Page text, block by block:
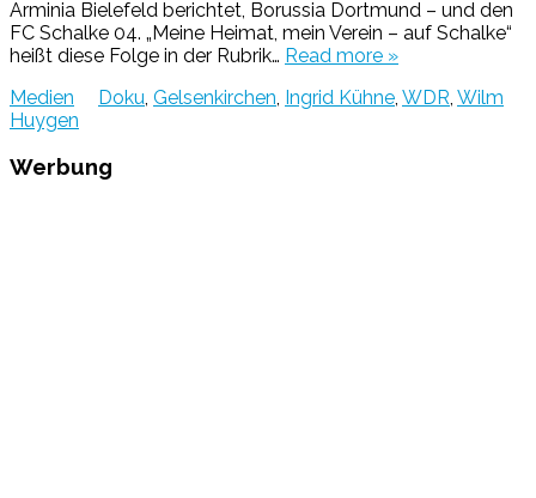
Arminia Bielefeld berichtet, Borussia Dortmund – und den
FC Schalke 04. „Meine Heimat, mein Verein – auf Schalke“
heißt diese Folge in der Rubrik… Read more »
Medien
Doku Gelsenkirchen Ingrid Kühne WDR Wilm
Huygen
Werbung